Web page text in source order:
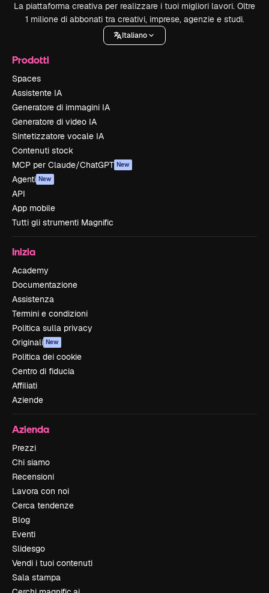
La piattaforma creativa per realizzare i tuoi migliori lavori. Oltre
1 milione di abbonati tra creativi, imprese, agenzie e studi.
Italiano
Prodotti
Spaces
Assistente IA
Generatore di immagini IA
Generatore di video IA
Sintetizzatore vocale IA
Contenuti stock
MCP per Claude/ChatGPT New
Agenti New
API
App mobile
Tutti gli strumenti Magnific
Inizia
Academy
Documentazione
Assistenza
Termini e condizioni
Politica sulla privacy
Originali New
Politica dei cookie
Centro di fiducia
Affiliati
Aziende
Azienda
Prezzi
Chi siamo
Recensioni
Lavora con noi
Cerca tendenze
Blog
Eventi
Slidesgo
Vendi i tuoi contenuti
Sala stampa